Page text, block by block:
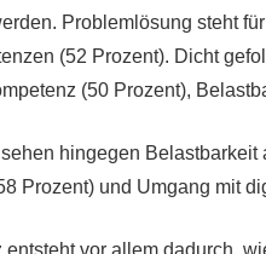
Problemlösung steht
(52 Prozent). Dicht
(50 Prozent),
hingegen
Prozent) und Umgang mit
vor allem dadurch,